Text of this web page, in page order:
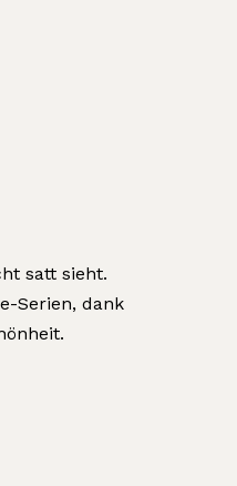
satt sieht.
Serien, dank